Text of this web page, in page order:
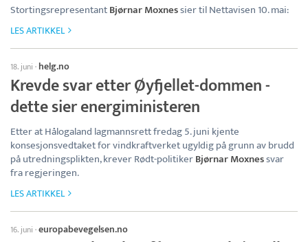
StortingsrepresentantBjørnar Moxnessier til Nettavisen 10. mai:
LES ARTIKKEL
18. juni · helg.no
Krevde svar etter Øyfjellet-dommen -
dette sier energiministeren
Etter at Hålogaland lagmannsrett fredag 5. juni kjente
konsesjonsvedtaket for vindkraftverket ugyldig på grunn av brudd
på utredningsplikten, krever Rødt-politikerBjørnar Moxnessvar
fra regjeringen.
LES ARTIKKEL
16. juni ·europabevegelsen.no